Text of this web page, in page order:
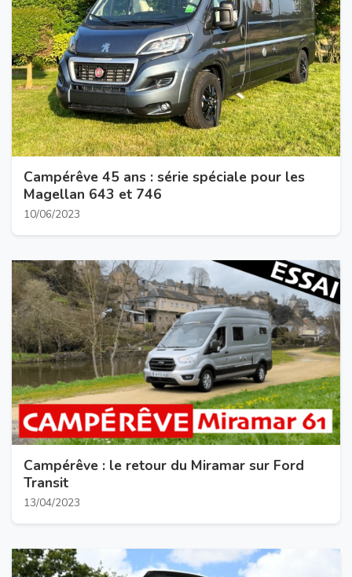
Campérêve 45 ans : série spéciale pour les
Magellan 643 et 746
10/06/2023
Campérêve : le retour du Miramar sur Ford
Transit
13/04/2023